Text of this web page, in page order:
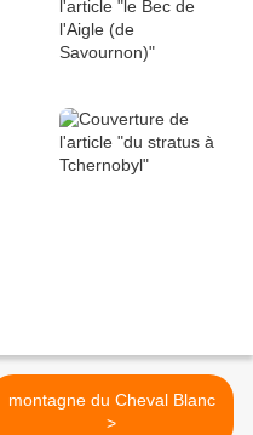
montagne du Cheval Blanc
>